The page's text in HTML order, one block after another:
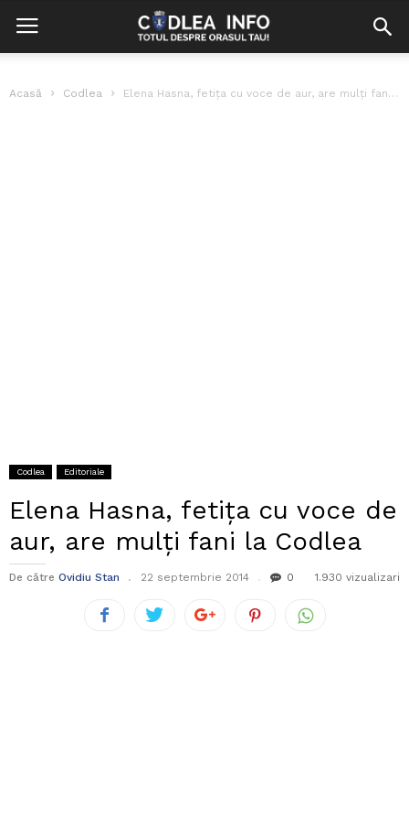
Acasă Codlea Elena Hasna, fetița cu voce de aur, are mulți fani la Codlea
Codlea Editoriale
Elena Hasna, fetița cu voce de
aur, are mulți fani la Codlea
De către Ovidiu Stan 22 septembrie 2014 0 1.930 vizualizari